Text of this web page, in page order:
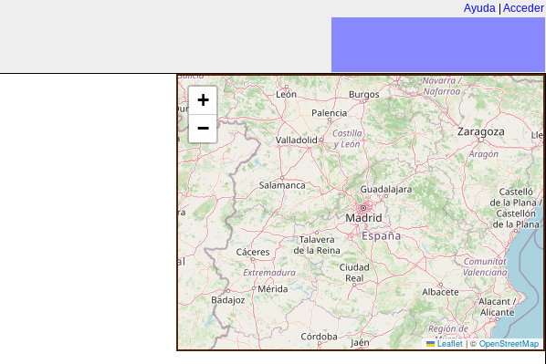
Ayuda Acceder
+
−
Leaflet | © OpenStreetMap